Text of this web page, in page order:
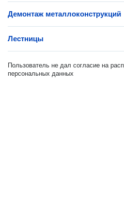
Демонтаж металлоконструкций
Лестницы
Пользователь не дал согласие на
персональных данных